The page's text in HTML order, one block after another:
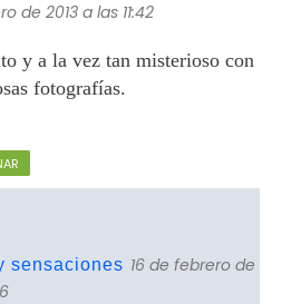
de 2013 a las 11:42
y a la vez tan misterioso con
fotografías.
sensaciones 16 de febrero de